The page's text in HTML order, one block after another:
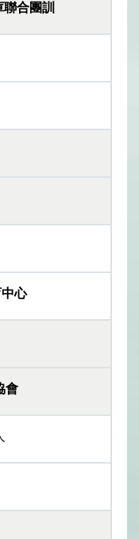
合團訓
心
會